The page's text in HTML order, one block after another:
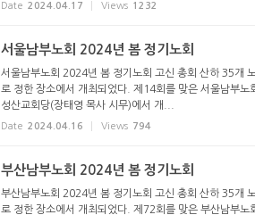
Date 2024.04.17 Views 1232
서울남부노회 2024년 봄 정기노회
서울남부노회 2024년 봄 정기노회 고신 총회 산하 35개
로 정한 장소에서 개최되었다. 제14회를 맞은 서울남부
성산교회당(장태영 목사 시무)에서 개...
Date 2024.04.16 Views 794
부산남부노회 2024년 봄 정기노회
부산남부노회 2024년 봄 정기노회 고신 총회 산하 35개
로 정한 장소에서 개최되었다. 제72회를 맞은 부산남부